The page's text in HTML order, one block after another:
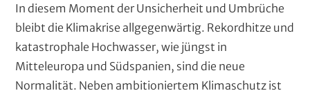
T
e
x
t
In diesem Moment der Unsicherheit und Umbrüche
bleibt die Klimakrise allgegenwärtig. Rekordhitze und
katastrophale Hochwasser, wie jüngst in
Mitteleuropa und Südspanien, sind die neue
Normalität. Neben ambitioniertem Klimaschutz ist